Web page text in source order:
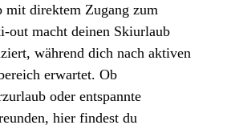
mit direktem Zugang zum
out macht deinen Skiurlaub
während dich nach aktiven
erwartet. Ob
oder entspannte
hier findest du